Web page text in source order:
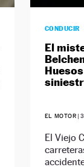
CONDUCIR
El
EL MOTOR |
El Viejo